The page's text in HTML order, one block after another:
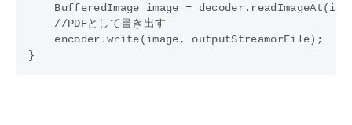
BufferedImage image = decoder.readImageAt(i,
    //PDFとして書き出す
    encoder.write(image, outputStreamorFile);